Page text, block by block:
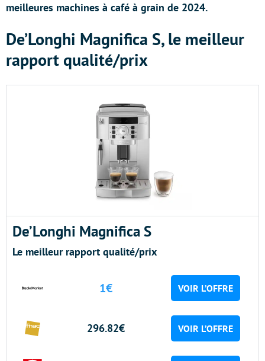
meilleures machines à café à grain de 2024.
De’Longhi Magnifica S, le meilleur
rapport qualité/prix
De’Longhi Magnifica S
Le meilleur rapport qualité/prix
1€ VOIR L’OFFRE
296.82€ VOIR L’OFFRE